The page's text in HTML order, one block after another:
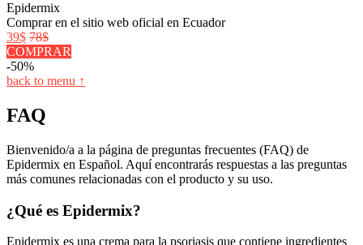
Epidermix
Comprar en el sitio web oficial en Ecuador
39$ 78$
COMPRAR
-50%
back to menu ↑
FAQ
Bienvenido/a a la página de preguntas frecuentes (FAQ) de
Epidermix en Español. Aquí encontrarás respuestas a las preguntas
más comunes relacionadas con el producto y su uso.
¿Qué es Epidermix?
Epidermix es una crema para la psoriasis que contiene ingredientes